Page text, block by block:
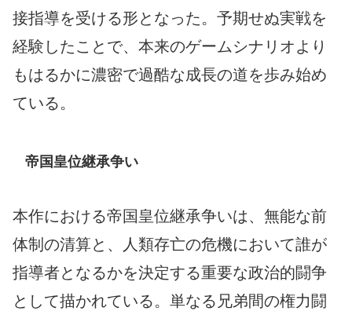
接指導を受ける形となった。予期せぬ実戦を
経験したことで、本来のゲームシナリオより
もはるかに濃密で過酷な成長の道を歩み始め
ている。
帝国皇位継承争い
本作における帝国皇位継承争いは、無能な前
体制の清算と、人類存亡の危機において誰が
指導者となるかを決定する重要な政治的闘争
として描かれている。単なる兄弟間の権力闘